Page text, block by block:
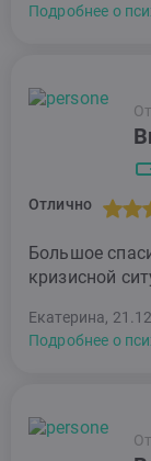
Подробнее о
Отлично
Большое
кризисной
Екатерина,
Подробнее о